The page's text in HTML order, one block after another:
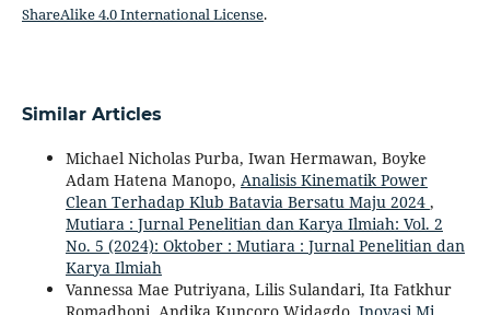
ShareAlike 4.0 International License.
Similar Articles
Michael Nicholas Purba, Iwan Hermawan, Boyke
Adam Hatena Manopo, Analisis Kinematik Power
Clean Terhadap Klub Batavia Bersatu Maju 2024 ,
Mutiara : Jurnal Penelitian dan Karya Ilmiah: Vol. 2
No. 5 (2024): Oktober : Mutiara : Jurnal Penelitian dan
Karya Ilmiah
Vannessa Mae Putriyana, Lilis Sulandari, Ita Fatkhur